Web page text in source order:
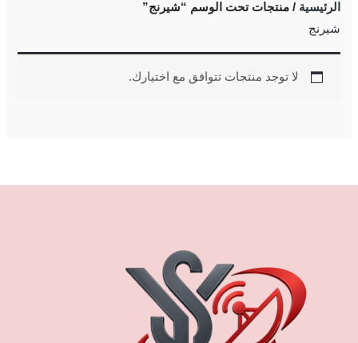
الرئيسية / منتجات تحت الوسم “شيرنج”
شيرنج
لا توجد منتجات تتوافق مع اختيارك.